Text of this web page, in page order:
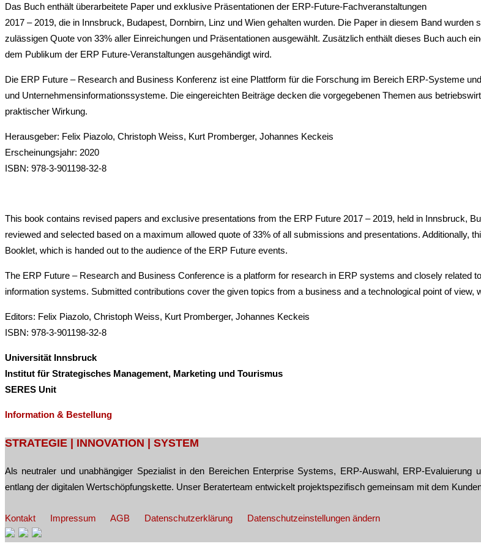
Das Buch enthält überarbeitete Paper und exklusive Präsentationen der ERP-Future-Fachveranstaltungen
2017 – 2019, die in Innsbruck, Budapest, Dornbirn, Linz und Wien gehalten wurden. Die Paper in diesem Band
zulässigen Quote von 33% aller Einreichungen und Präsentationen ausgewählt. Zusätzlich enthält dieses Buch auch
dem Publikum der ERP Future-Veranstaltungen ausgehändigt wird.
Die ERP Future – Research and Business Konferenz ist eine Plattform für die Forschung im Bereich ERP-Systeme
und Unternehmensinformationssysteme. Die eingereichten Beiträge decken die vorgegebenen Themen aus
praktischer Wirkung.
Herausgeber: Felix Piazolo, Christoph Weiss, Kurt Promberger, Johannes Keckeis
Erscheinungsjahr: 2020
ISBN: 978-3-901198-32-8
This book contains revised papers and exclusive presentations from the ERP Future 2017 – 2019, held in Innsbruck,
reviewed and selected based on a maximum allowed quote of 33% of all submissions and presentations. Additionally,
Booklet, which is handed out to the audience of the ERP Future events.
The ERP Future – Research and Business Conference is a platform for research in ERP systems and closely
information systems. Submitted contributions cover the given topics from a business and a technological point of view,
Editors: Felix Piazolo, Christoph Weiss, Kurt Promberger, Johannes Keckeis
ISBN: 978-3-901198-32-8
Universität Innsbruck
Institut für Strategisches Management, Marketing und Tourismus
SERES Unit
Information & Bestellung
Post
navigation
STRATEGIE | INNOVATION | SYSTEM
Als neutraler und unabhängiger Spezialist in den Bereichen Enterprise Systems, ERP-Auswahl, ERP-
entlang der digitalen Wertschöpfungskette. Unser Beraterteam entwickelt projektspezifisch gemeinsam mit dem
Kontakt Impressum AGB Datenschutzerklärung Datenschutzeinstellungen ändern